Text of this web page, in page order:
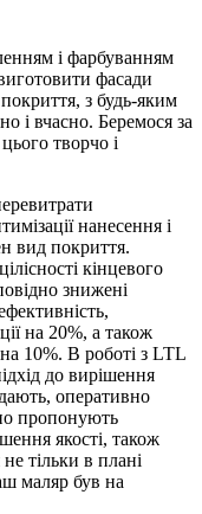
і фарбуванням
фасади
з будь-яким
і вчасно. Беремося за
творчо і
нанесення і
вид покриття.
кінцевого
знижені
на 20%, а також
на 10%. В роботі з LTL
до вирішення
оперативно
пропонують
якості, також
тільки в плані
маляр був на